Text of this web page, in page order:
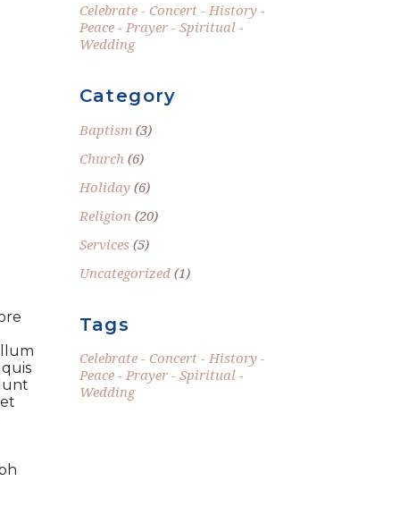
Celebrate Concert
History
Peace
Prayer
Spiritual
Wedding
Category
Baptism(3)
Church(6)
Holiday(6)
Religion(20)
Services(5)
Uncategorized(1)
Tags
Celebrate Concert
History
Peace
Prayer
Spiritual
Wedding